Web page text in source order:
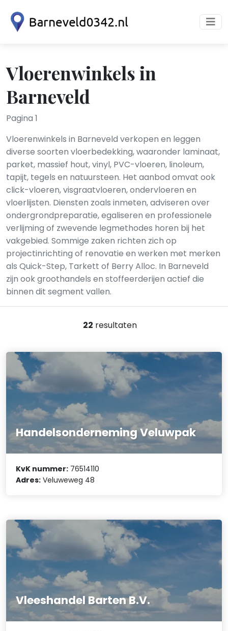
Vloerenwinkels in
Barneveld
Pagina 1
Vloerenwinkels in Barneveld verkopen en leggen
diverse soorten vloerbedekking, waaronder laminaat,
parket, massief hout, vinyl, PVC-vloeren, linoleum,
tapijt, tegels en natuursteen. Het aanbod omvat ook
click-vloeren, visgraatvloeren, ondervloeren en
vloerlijsten. Diensten zoals inmeten, adviseren over
ondergrondpreparatie, egaliseren en professionele
verlijming of zwevende legmethodes horen bij het
vakgebied. Sommige zaken richten zich op
projectinrichting of renovatie en werken met merken
als Quick-Step, Tarkett of Berry Alloc. In Barneveld
zijn ook groothandels en stoffeerderijen actief die
binnen dit segment vallen.
22 resultaten
Handelsonderneming Veluwpak
KvK nummer: 76514110
Adres: Veluweweg 48
Vleeshandel Barten B.V.